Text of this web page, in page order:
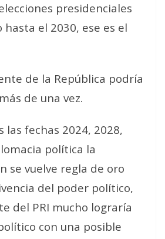
presidenciales
hasta el 2030, ese es el
de la República podría
de una vez.
las fechas 2024, 2028,
política la
se vuelve regla de oro
del poder político,
del PRI mucho lograría
con una posible